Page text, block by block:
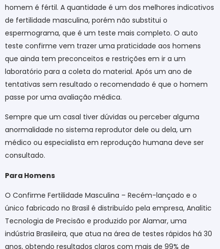
homem é fértil. A quantidade é um dos melhores indicativos
de fertilidade masculina, porém não substitui o
espermograma, que é um teste mais completo. O auto
teste confirme vem trazer uma praticidade aos homens
que ainda tem preconceitos e restrições em ir a um
laboratório para a coleta do material. Após um ano de
tentativas sem resultado o recomendado é que o homem
passe por uma avaliação médica.
Sempre que um casal tiver dúvidas ou perceber alguma
anormalidade no sistema reprodutor dele ou dela, um
médico ou especialista em reprodução humana deve ser
consultado.
Para Homens
O Confirme Fertilidade Masculina – Recém-lançado e o
único fabricado no Brasil é distribuído pela empresa, Analitic
Tecnologia de Precisão e produzido por Alamar, uma
indústria Brasileira, que atua na área de testes rápidos há 30
anos, obtendo resultados claros com mais de 99% de